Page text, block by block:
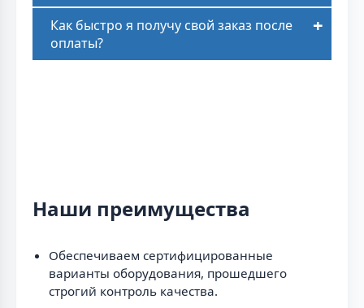
Как быстро я получу свой заказ после
оплаты?
Наши преимущества
Обеспечиваем сертифицированные
варианты оборудования, прошедшего
строгий контроль качества.